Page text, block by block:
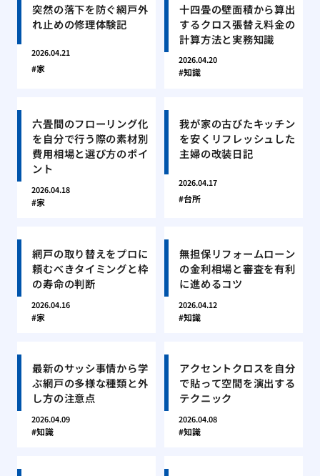
突然の落下を防ぐ網戸外
れ止めの修理体験記
2026.04.21
家
十四畳の壁面積から算出
するクロス張替え料金の
計算方法と実務知識
2026.04.20
知識
六畳間のフローリング化
を自分で行う際の素材別
費用相場と選び方のポイ
ント
2026.04.18
家
我が家の古びたキッチン
を安くリフレッシュした
主婦の改装日記
2026.04.17
台所
網戸の取り替えをプロに
頼むべきタイミングと枠
の寿命の判断
2026.04.16
家
無担保リフォームローン
の金利相場と審査を有利
に進めるコツ
2026.04.12
知識
最新のサッシ事情から学
ぶ網戸の多様な種類と外
し方の注意点
2026.04.09
知識
アクセントクロスを自分
で貼って空間を演出する
テクニック
2026.04.08
知識